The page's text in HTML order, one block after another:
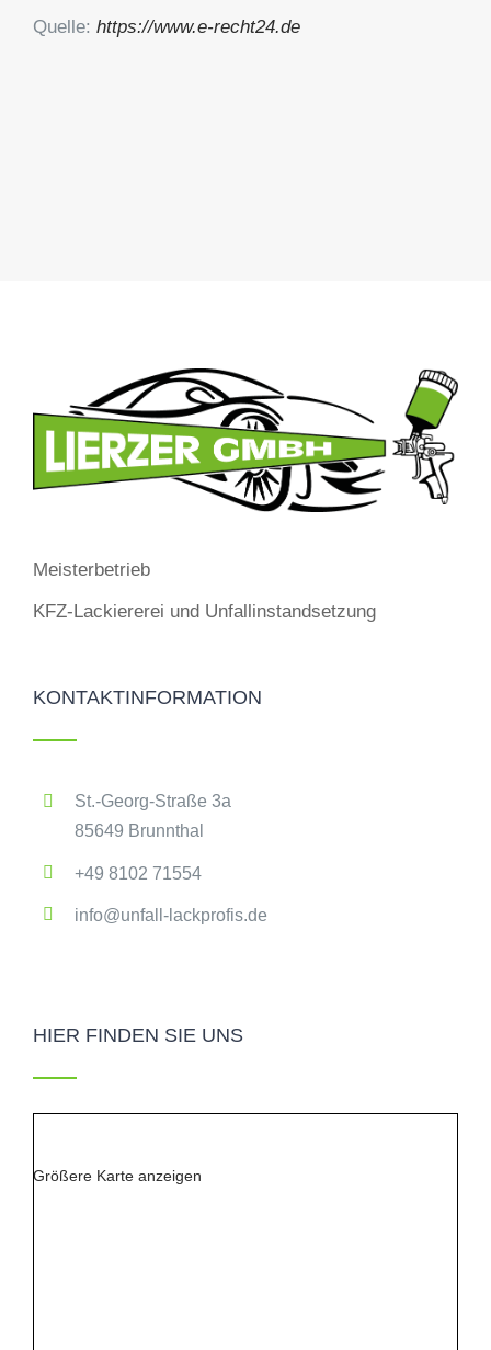
Quelle: https://www.e-recht24.de
Meisterbetrieb
KFZ-Lackiererei und Unfallinstandsetzung
KONTAKTINFORMATION
St.-Georg-Straße 3a
85649 Brunnthal
+49 8102 71554
info@unfall-lackprofis.de
HIER FINDEN SIE UNS
Größere Karte anzeigen